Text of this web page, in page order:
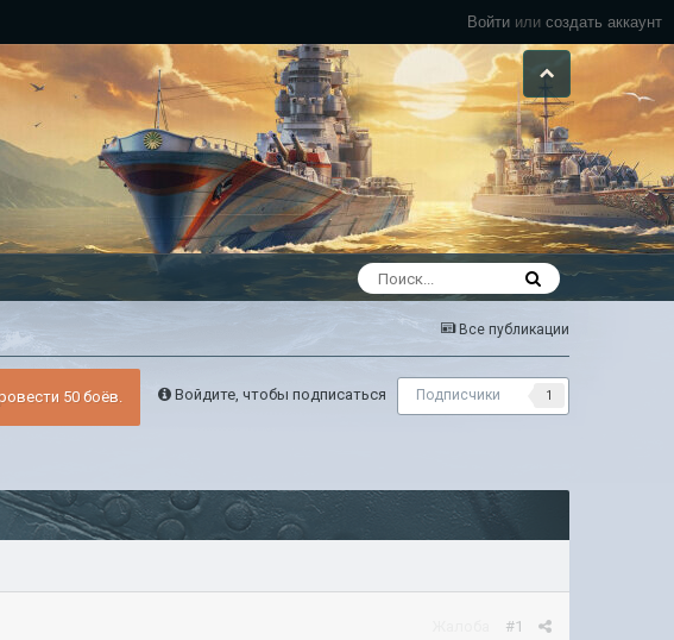
Войти или создать аккаунт
Все публикации
Войдите, чтобы подписаться Подписчики 1
50 боёв.
#1